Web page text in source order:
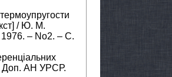
/ Ю. М.
– No2. – С.
Доп. АН УРСР.